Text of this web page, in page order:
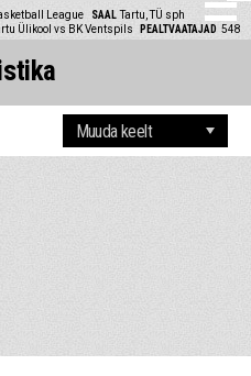
League SAAL Tartu, TÜ sph
Ülikool vs BK Ventspils PEALTVAATAJAD 548